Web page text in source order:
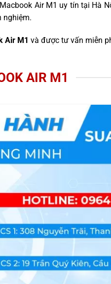
Air M1 uy tín tại Hà
nghiệm.
Air M1 và được tư vấn miễn
AIR M1